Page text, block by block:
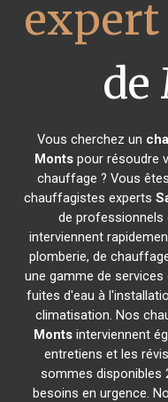
expert
de
Vous cherchez un
Monts pour résoudre
chauffage ? Vous
chauffagistes experts
de professionnels
interviennent
plomberie, de
une gamme de
fuites d'eau à
climatisation. Nos
Montsinterviennent
entretiens et les
sommes disponibles
besoins en urgence.